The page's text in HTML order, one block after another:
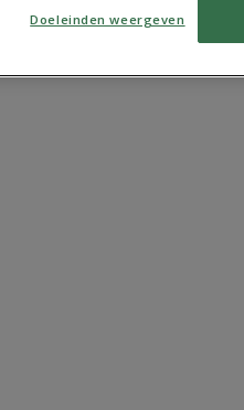
Doeleinden weergeven